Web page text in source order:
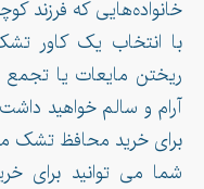
خانواده‌هایی که فرزند
با انتخاب یک کاور
ریختن مایعات یا تجمع
آرام و سالم خواهید
برای خرید محافظ تشک
شما می توانید برای